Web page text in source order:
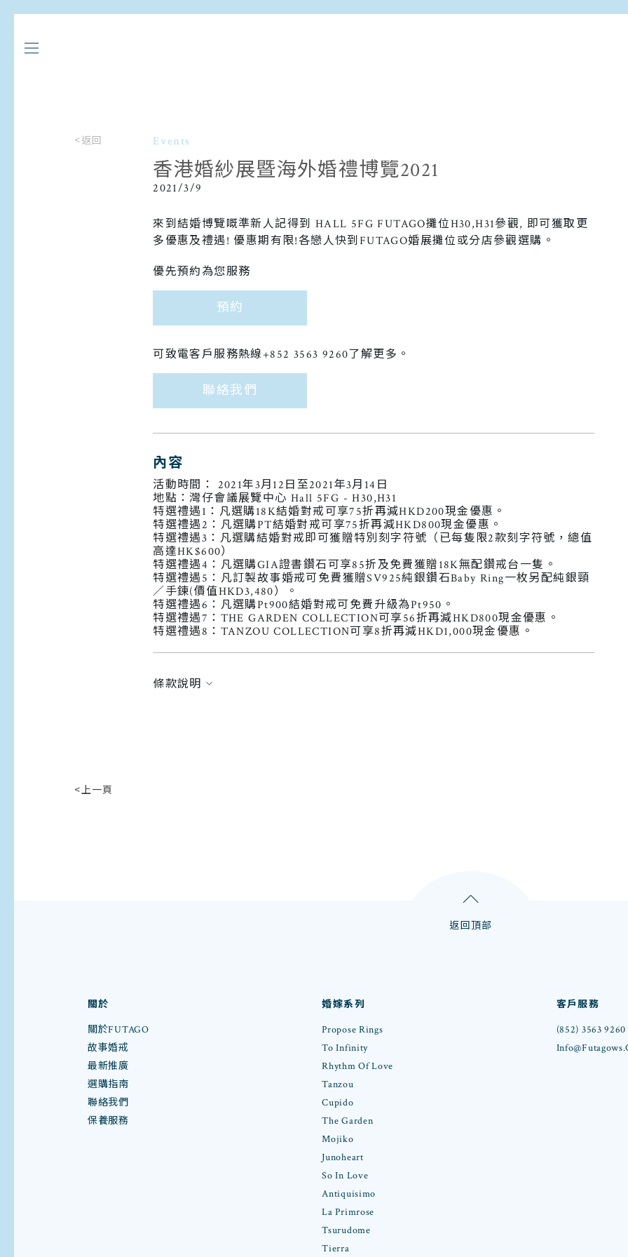
<返回 Events
香港婚紗展暨海外婚禮博覽2021
2021/3/9
來到結婚博覽嘅準新人記得到 HALL 5FG FUTAGO攤位H30,H31參觀, 即可獲取更
多優惠及禮遇! 優惠期有限!各戀人快到FUTAGO婚展攤位或分店參觀選購。
優先預約為您服務
預約
可致電客戶服務熱線+852 3563 9260了解更多。
聯絡我們
內容
活動時間： 2021年3月12日至2021年3月14日
地點：灣仔會議展覽中心 Hall 5FG - H30,H31
特選禮遇1：凡選購18K結婚對戒可享75折再減HKD200現金優惠。
特選禮遇2：凡選購PT結婚對戒可享75折再減HKD800現金優惠。
特選禮遇3：凡選購結婚對戒即可獲贈特別刻字符號（已每隻限2款刻字符號，總值
高達HK$600）
特選禮遇4：凡選購GIA證書鑽石可享85折及免費獲贈18K無配鑽戒台一隻。
特選禮遇5：凡訂製故事婚戒可免費獲贈SV925純銀鑽石Baby Ring一枚另配純銀頸
／手鍊(價值HKD3,480）。
特選禮遇6：凡選購Pt900結婚對戒可免費升級為Pt950。
特選禮遇7：THE GARDEN COLLECTION可享56折再減HKD800現金優惠。
特選禮遇8：TANZOU COLLECTION可享8折再減HKD1,000現金優惠。
條款說明
<上一頁
返回頂部
關於 婚嫁系列
客戶服務
關於FUTAGO
故事婚戒
最新推廣
選購指南
聯絡我們
保養服務
Propose Rings
To Infinity
Rhythm Of Love
Tanzou
Cupido
The Garden
Mojiko
Junoheart
So In Love
Antiquisimo
La Primrose
Tsurudome
Tierra
(852) 3563 9260